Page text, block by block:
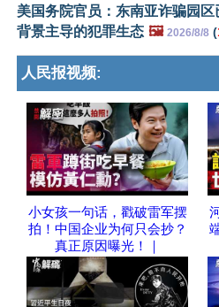
美国务院官员：东南亚诈骗园区
背景主导的犯罪生态 🖼️ 2026/8/8 (
人民报视频:
小女孩一句话，戳破雷军摆
拍！中国企业为何只会抄？
真正原因曝光！｜